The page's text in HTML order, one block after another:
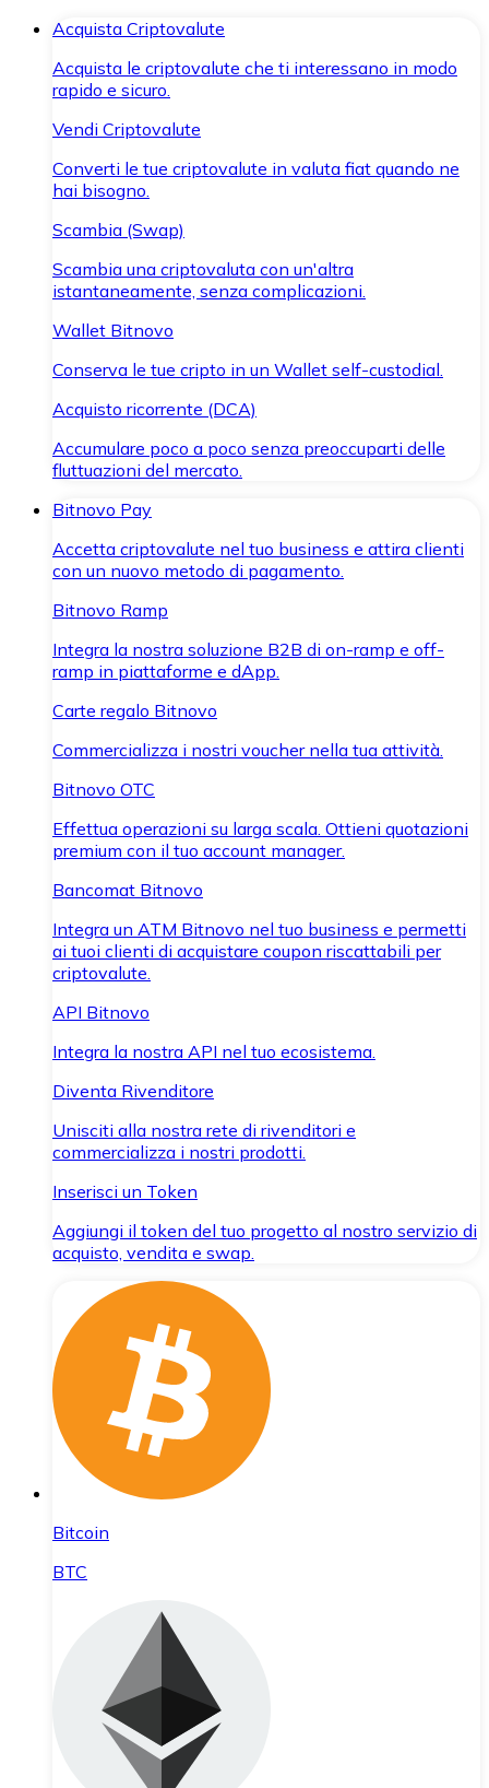
Acquista Criptovalute
Acquista le criptovalute che ti interessano in modo
rapido e sicuro.
Vendi Criptovalute
Converti le tue criptovalute in valuta fiat quando ne
hai bisogno.
Scambia (Swap)
Scambia una criptovaluta con un'altra
istantaneamente, senza complicazioni.
Wallet Bitnovo
Conserva le tue cripto in un Wallet self-custodial.
Acquisto ricorrente (DCA)
Accumulare poco a poco senza preoccuparti delle
fluttuazioni del mercato.
Bitnovo Pay
Accetta criptovalute nel tuo business e attira clienti
con un nuovo metodo di pagamento.
Bitnovo Ramp
Integra la nostra soluzione B2B di on-ramp e off-
ramp in piattaforme e dApp.
Carte regalo Bitnovo
Commercializza i nostri voucher nella tua attività.
Bitnovo OTC
Effettua operazioni su larga scala. Ottieni quotazioni
premium con il tuo account manager.
Bancomat Bitnovo
Integra un ATM Bitnovo nel tuo business e permetti
ai tuoi clienti di acquistare coupon riscattabili per
criptovalute.
API Bitnovo
Integra la nostra API nel tuo ecosistema.
Diventa Rivenditore
Unisciti alla nostra rete di rivenditori e
commercializza i nostri prodotti.
Inserisci un Token
Aggiungi il token del tuo progetto al nostro servizio di
acquisto, vendita e swap.
Bitcoin
BTC